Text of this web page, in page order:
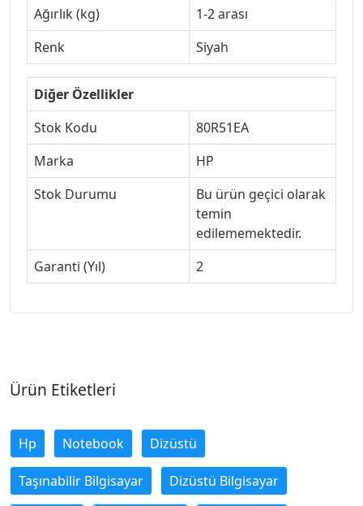
Ağırlık (kg)
1-2 arası
Renk
Siyah
Diğer Özellikler
Stok Kodu
80R51EA
Marka
HP
Stok Durumu
Bu ürün geçici olarak
temin
edilememektedir.
Garanti (Yıl)
2
Ürün Etiketleri
Hp Notebook Dizüstü
Taşınabilir Bilgisayar Dizüstü Bilgisayar